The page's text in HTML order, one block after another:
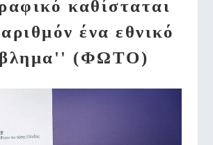
καθίσταται
ένα εθνικό
(ΦΩΤΟ)